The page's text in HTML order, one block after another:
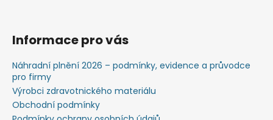
Informace pro vás
Náhradní plnění 2026 – podmínky, evidence a průvodce
pro firmy
Výrobci zdravotnického materiálu
Obchodní podmínky